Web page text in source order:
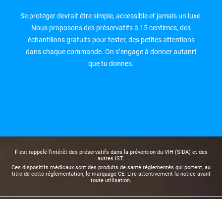
Se protéger devrait être simple, accessible et jamais un luxe.
Nous proposons des préservatifs à 15 centimes, des
échantillons gratuits pour tester, des petites attentions
dans chaque commande. On s’engage à donner autanrt
que tu donnes.
Il est rappelé l’intérêt des préservatifs dans la prévention du VIH (SIDA) et des
autres IST.
Ces dispositifs médicaux sont des produits de santé réglementés qui portent, au
titre de cette réglementation, le marquage CE. Lire attentivement la notice avant
toute utilisation.